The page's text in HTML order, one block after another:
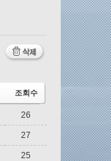
조회수
26
27
25